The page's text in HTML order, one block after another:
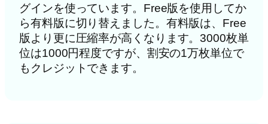
グインを使っています。Free版を使用してか
ら有料版に切り替えました。有料版は、Free
版より更に圧縮率が高くなります。3000枚単
位は1000円程度ですが、割安の1万枚単位で
もクレジットできます。